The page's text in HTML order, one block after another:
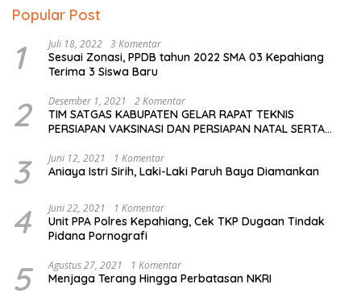
Popular Post
1 Juli 18, 2022 3 Komentar
Sesuai Zonasi, PPDB tahun 2022 SMA 03 Kepahiang
Terima 3 Siswa Baru
2 Desember 1, 2021 2 Komentar
TIM SATGAS KABUPATEN GELAR RAPAT TEKNIS
PERSIAPAN VAKSINASI DAN PERSIAPAN NATAL SERTA
3 Juni 12, 2021 1 Komentar
Aniaya Istri Sirih, Laki-Laki Paruh Baya Diamankan
4 Juni 22, 2021 1 Komentar
Unit PPA Polres Kepahiang, Cek TKP Dugaan Tindak
Pidana Pornografi
5 Agustus 27, 2021 1 Komentar
Menjaga Terang Hingga Perbatasan NKRI